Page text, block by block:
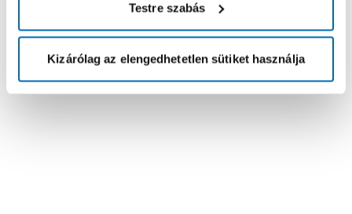
Testre szabás
Kizárólag az elengedhetetlen sütiket használja